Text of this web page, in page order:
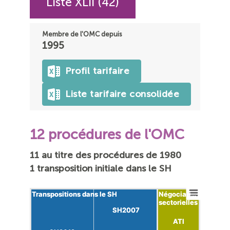
Membre de l'OMC depuis
1995
Profil tarifaire
Liste tarifaire consolidée
12 procédures de l'OMC
11 au titre des procédures de 1980
1 transposition initiale dans le SH
Transpositions dans le SH
Transpositions dans le SH
Négociati…
sectorielles
Négociati…
sectorielles
ATI
ATI
SH2007
SH2007